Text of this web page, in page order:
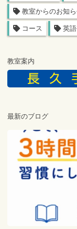
教室からのお知
コース 英
教室案内
最新のブログ